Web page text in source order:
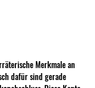
Merkmale an
dafür sind gerade